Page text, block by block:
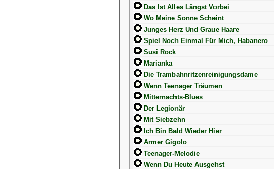
Das Ist Alles Längst Vorbei
Wo Meine Sonne Scheint
Junges Herz Und Graue Haare
Spiel Noch Einmal Für Mich, Habanero
Susi Rock
Marianka
Die Trambahnritzenreinigungsdame
Wenn Teenager Träumen
Mitternachts-Blues
Der Legionär
Mit Siebzehn
Ich Bin Bald Wieder Hier
Armer Gigolo
Teenager-Melodie
Wenn Du Heute Ausgehst